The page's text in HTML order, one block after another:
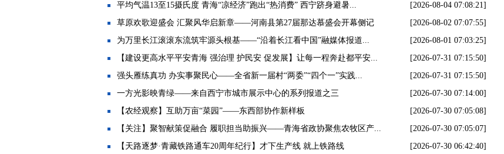
平均气温13至15摄氏度 青海“凉经济”跑出“热消费” 西宁跻身避暑...
[2026-08-04 07:08:21]
草原欢歌迎盛会 汇聚风华启新章——河南县第27届那达慕盛会开幕侧记
[2026-08-02 07:07:55]
为万里长江滚滚东流筑牢源头根基——“沿着长江看中国”融媒体报道...
[2026-08-01 07:03:25]
【建设更高水平平安青海 强治理 护民安 促发展】让每一程奔赴都平安...
[2026-07-31 07:15:50]
强头雁练真功 办实事聚民心——全省新一届村“两委”“四个一”实践...
[2026-07-31 07:15:50]
一方光影映青绿——来自西宁市城市展示中心的系列报道之三
[2026-07-30 07:14:00]
【农经观察】互助万亩“菜园”——东西部协作新样板
[2026-07-30 07:05:08]
【关注】聚智献策促融合 履职担当助振兴——青海省政协聚焦农牧区产...
[2026-07-30 07:05:07]
【天路逐梦·青藏铁路通车20周年纪行】才下生产线 就上铁路线
[2026-07-30 06:42:40]